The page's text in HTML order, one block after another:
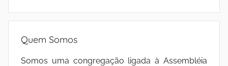
Quem Somos
Somos uma congregação ligada à Assembléia